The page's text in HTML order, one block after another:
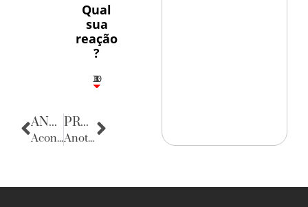
Qual
sua
reação
?
3
1
1
3
10
ANTERIOR
Acontecências
PRÓXIMA
Anotações do Cotidiano